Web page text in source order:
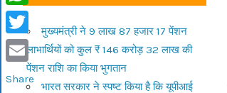
मुख्यमंत्री ने 9 लाख 87 हजार 17 पेंशन
लाभार्थियों को कुल ₹ 146 करोड़ 32 लाख की
पेंशन राशि का किया भुगतान
भारत सरकार ने स्पष्ट किया है कि यूपीआई
WhatsApp
Twitter
Email
Share